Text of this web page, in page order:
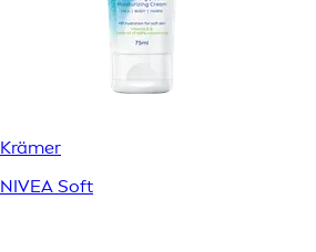
Krämer
NIVEA Soft